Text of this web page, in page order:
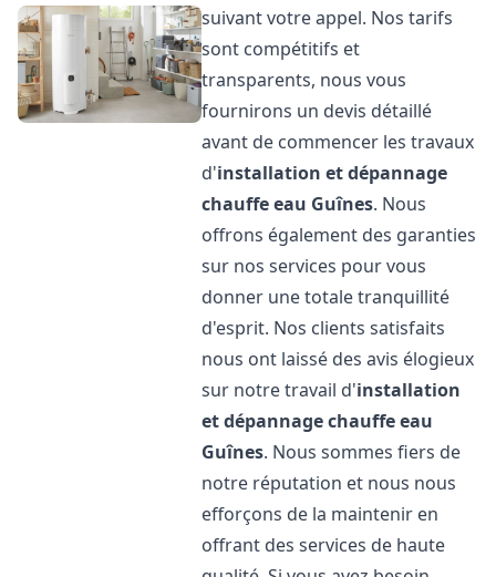
suivant votre appel. Nos tarifs
sont compétitifs et
transparents, nous vous
fournirons un devis détaillé
avant de commencer les travaux
d'installation et dépannage
chauffe eau Guînes. Nous
offrons également des garanties
sur nos services pour vous
donner une totale tranquillité
d'esprit. Nos clients satisfaits
nous ont laissé des avis élogieux
sur notre travail d'installation
et dépannage chauffe eau
Guînes. Nous sommes fiers de
notre réputation et nous nous
efforçons de la maintenir en
offrant des services de haute